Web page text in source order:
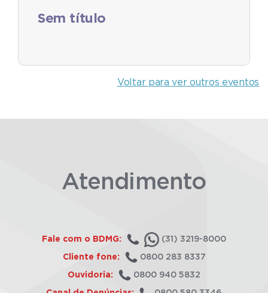
Sem título
Voltar para ver outros eventos
Atendimento
Fale com o BDMG: (31) 3219-8000
Cliente fone: 0800 283 8337
Ouvidoria: 0800 940 5832